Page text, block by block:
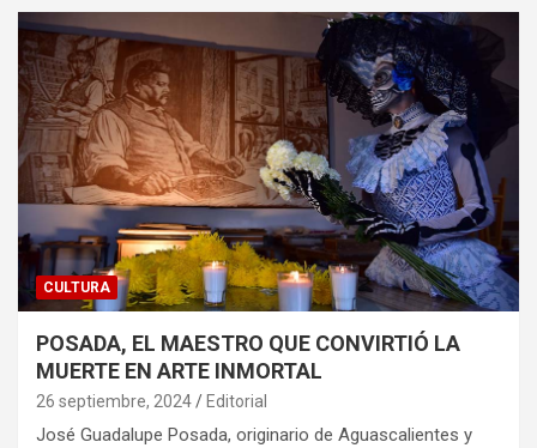
CULTURA
POSADA, EL MAESTRO QUE CONVIRTIÓ LA
MUERTE EN ARTE INMORTAL
26 septiembre, 2024 Editorial
José Guadalupe Posada, originario de Aguascalientes y